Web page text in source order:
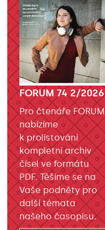
FORUM 74 2/2026
Pro čtenáře FORUM
nabízíme
k prolistování
kompletní archiv
čísel ve formátu
PDF. Těšíme se na
Vaše podněty pro
další témata
našeho časopisu.